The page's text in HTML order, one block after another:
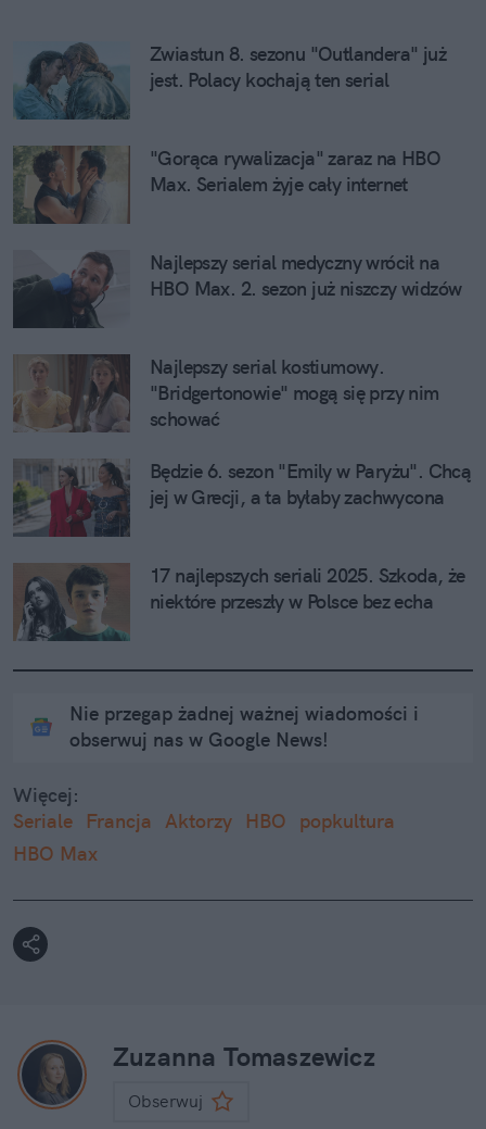
Zwiastun 8. sezonu "Outlandera" już
jest. Polacy kochają ten serial
"Gorąca rywalizacja" zaraz na HBO
Max. Serialem żyje cały internet
Najlepszy serial medyczny wrócił na
HBO Max. 2. sezon już niszczy widzów
Najlepszy serial kostiumowy.
"Bridgertonowie" mogą się przy nim
schować
Będzie 6. sezon "Emily w Paryżu". Chcą
jej w Grecji, a ta byłaby zachwycona
17 najlepszych seriali 2025. Szkoda, że
niektóre przeszły w Polsce bez echa
Nie przegap żadnej ważnej wiadomości i
obserwuj nas w Google News!
Więcej:
Seriale
Francja Aktorzy HBO
popkultura
HBO Max
Zuzanna Tomaszewicz
Obserwuj